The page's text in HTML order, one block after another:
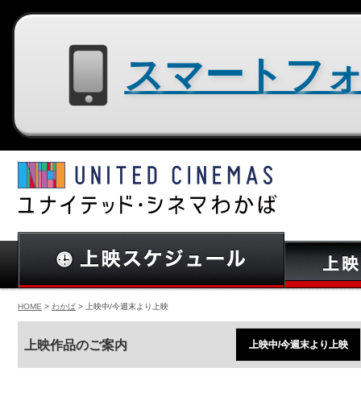
HOME > わかば > 上映中/今週末より上映
上映作品のご案内 上映中/今週末より上映